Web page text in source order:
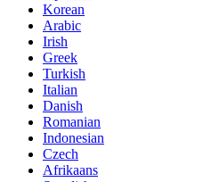
Korean
Arabic
Irish
Greek
Turkish
Italian
Danish
Romanian
Indonesian
Czech
Afrikaans